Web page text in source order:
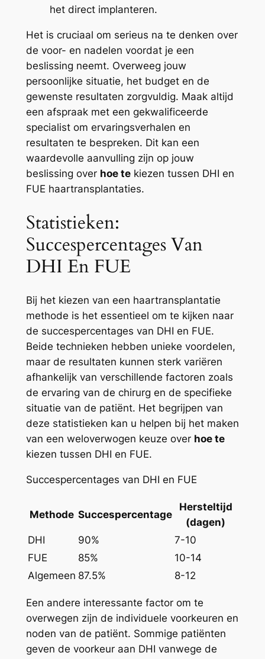
het direct implanteren.
Het is cruciaal om serieus na te denken over
de voor- en nadelen voordat je een
beslissing neemt. Overweeg jouw
persoonlijke situatie, het budget en de
gewenste resultaten zorgvuldig. Maak altijd
een afspraak met een gekwalificeerde
specialist om ervaringsverhalen en
resultaten te bespreken. Dit kan een
waardevolle aanvulling zijn op jouw
beslissing over hoe tekiezen tussen DHI en
FUE haartransplantaties.
Statistieken:
Succespercentages Van
DHI En FUE
Bij het kiezen van een haartransplantatie
methode is het essentieel om te kijken naar
de succespercentages van DHI en FUE.
Beide technieken hebben unieke voordelen,
maar de resultaten kunnen sterk variëren
afhankelijk van verschillende factoren zoals
de ervaring van de chirurg en de specifieke
situatie van de patiënt. Het begrijpen van
deze statistieken kan u helpen bij het maken
van een weloverwogen keuze over hoe te
kiezen tussen DHI en FUE.
Succespercentages van DHI en FUE
Methode Succespercentage
Hersteltijd
(dagen)
DHI
90%
7-10
FUE
85%
10-14
Algemeen 87.5% 8-12
Een andere interessante factor om te
overwegen zijn de individuele voorkeuren en
noden van de patiënt. Sommige patiënten
geven de voorkeur aan DHI vanwege de